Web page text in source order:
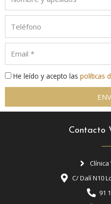
He leído y acepto las políticas
Contacto
C/ Dalí N10
91